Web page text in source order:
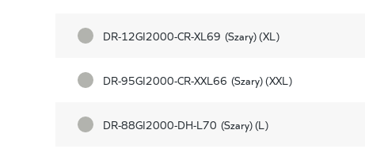
DR-12GI2000-CR-XL69 (Szary) (XL)
DR-95GI2000-CR-XXL66 (Szary) (XXL)
DR-88GI2000-DH-L70 (Szary) (L)